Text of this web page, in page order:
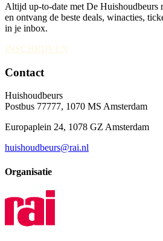
Altijd up-to-date met De Huishoudbeurs
en ontvang de beste deals, winacties,
in je inbox.
INSCHRIJVEN
Contact
Huishoudbeurs
Postbus 77777, 1070 MS Amsterdam
Europaplein 24, 1078 GZ Amsterdam
huishoudbeurs@rai.nl
Organisatie